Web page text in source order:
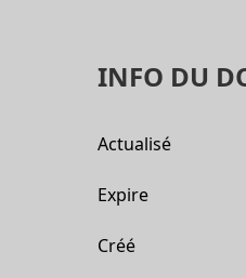
INFO DU
Actualisé
Expire
Créé